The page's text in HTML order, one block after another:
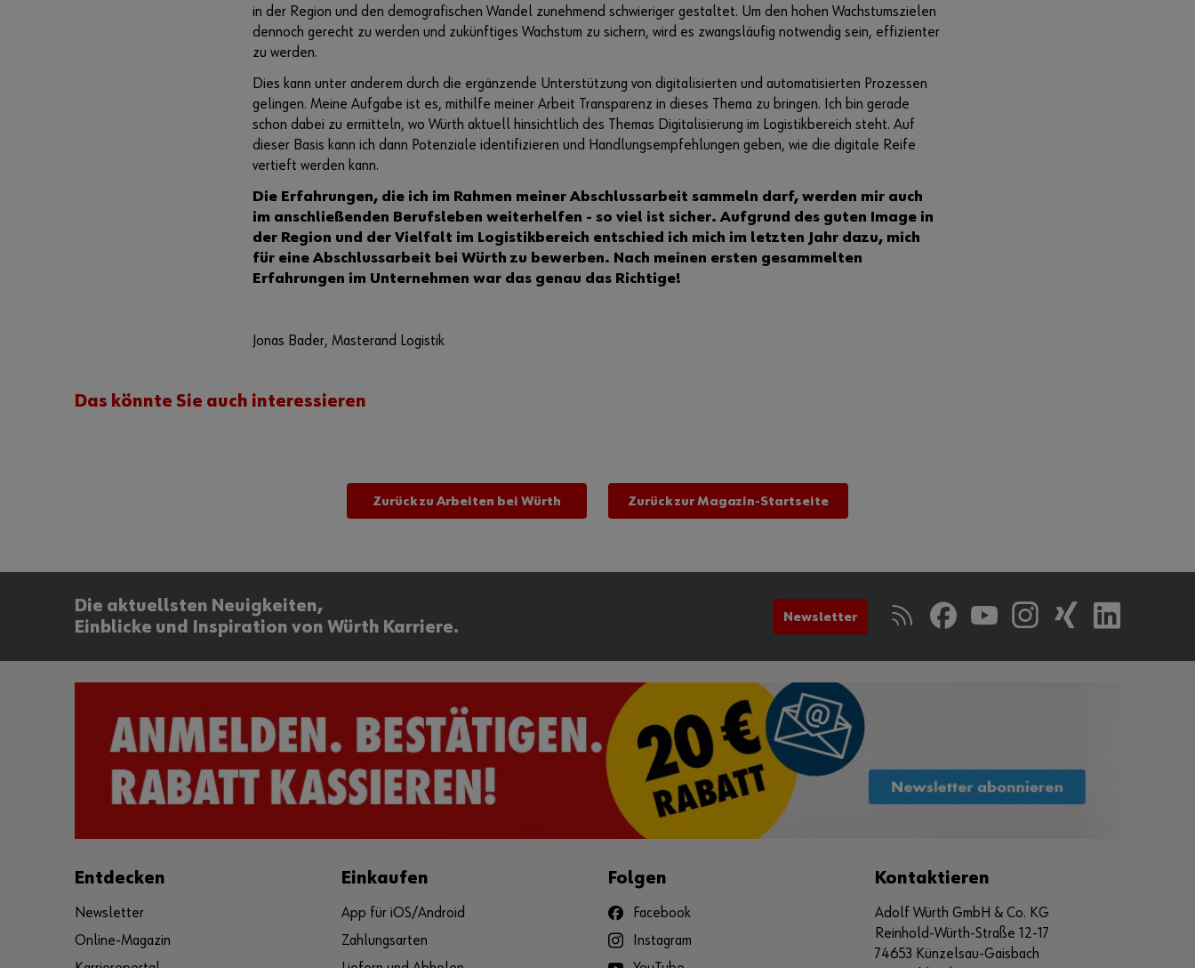
in der Region und den demografischen Wandel zunehmend schwieriger gestaltet. Um den hohen Wachstumszielen
dennoch gerecht zu werden und zukünftiges Wachstum zu sichern, wird es zwangsläufig notwendig sein, effizienter
zu werden.
Dies kann unter anderem durch die ergänzende Unterstützung von digitalisierten und automatisierten Prozessen
gelingen. Meine Aufgabe ist es, mithilfe meiner Arbeit Transparenz in dieses Thema zu bringen. Ich bin gerade
schon dabei zu ermitteln, wo Würth aktuell hinsichtlich des Themas Digitalisierung im Logistikbereich steht. Auf
dieser Basis kann ich dann Potenziale identifizieren und Handlungsempfehlungen geben, wie die digitale Reife
vertieft werden kann.
Die Erfahrungen, die ich im Rahmen meiner Abschlussarbeit sammeln darf, werden mir auch
im anschließenden Berufsleben weiterhelfen - so viel ist sicher. Aufgrund des guten Image in
der Region und der Vielfalt im Logistikbereich entschied ich mich im letzten Jahr dazu, mich
für eine Abschlussarbeit bei Würth zu bewerben. Nach meinen ersten gesammelten
Erfahrungen im Unternehmen war das genau das Richtige!
Jonas Bader, Masterand Logistik
Das könnte Sie auch interessieren
Zurück zu Arbeiten bei Würth Zurück zur Magazin-Startseite
Die aktuellsten Neuigkeiten,
Einblicke und Inspiration von Würth Karriere.
Newsletter
Entdecken
Newsletter
Online-Magazin
Einkaufen
App für iOS/Android
Zahlungsarten
Folgen
Facebook
Instagram
Kontaktieren
Adolf Würth GmbH & Co. KG
Reinhold-Würth-Straße 12-17
74653 Künzelsau-Gaisbach